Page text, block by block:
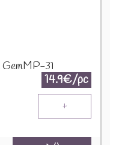
GemMP-31
14.9€/pc
+